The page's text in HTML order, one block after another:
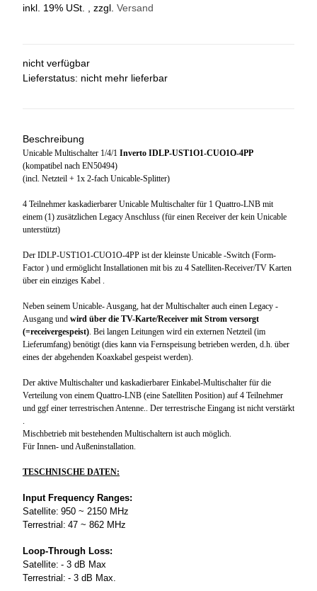
inkl. 19% USt. , zzgl. Versand
nicht verfügbar
Lieferstatus: nicht mehr lieferbar
Beschreibung
Unicable Multischalter 1/4/1 Inverto IDLP-UST1O1-CUO1O-4PP
(kompatibel nach EN50494)
(incl. Netzteil + 1x 2-fach Unicable-Splitter)
4 Teilnehmer kaskadierbarer Unicable Multischalter für 1 Quattro-LNB mit
einem (1) zusätzlichen Legacy Anschluss (für einen Receiver der kein Unicable
unterstützt)
Der IDLP-UST1O1-CUO1O-4PP ist der kleinste Unicable -Switch (Form-
Factor ) und ermöglicht Installationen mit bis zu 4 Satelliten-Receiver/TV Karten
über ein einziges Kabel .
Neben seinem Unicable- Ausgang, hat der Multischalter auch einen Legacy -
Ausgang und wird über die TV-Karte/Receiver mit Strom versorgt
(=receivergespeist). Bei langen Leitungen wird ein externen Netzteil (im
Lieferumfang) benötigt (dies kann via Fernspeisung betrieben werden, d.h. über
eines der abgehenden Koaxkabel gespeist werden).
Der aktive Multischalter und kaskadierbarer Einkabel-Multischalter für die
Verteilung von einem Quattro-LNB (eine Satelliten Position) auf 4 Teilnehmer
und ggf einer terrestrischen Antenne.. Der terrestrische Eingang ist nicht verstärkt
.
Mischbetrieb mit bestehenden Multischaltern ist auch möglich.
Für Innen- und Außeninstallation.
TESCHNISCHE DATEN:
Input Frequency Ranges:
Satellite: 950 ~ 2150 MHz
Terrestrial: 47 ~ 862 MHz
Loop-Through Loss:
Satellite: - 3 dB Max
Terrestrial: - 3 dB Max.